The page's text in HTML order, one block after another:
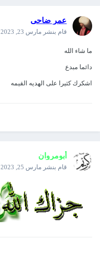
عمر ضاحى
قام بنشر مارس 23, 2023
ما شاء الله
دائما مبدع
اشكرك كثيرا على الهديه القيمه
أبومروان
قام بنشر مارس 25, 2023